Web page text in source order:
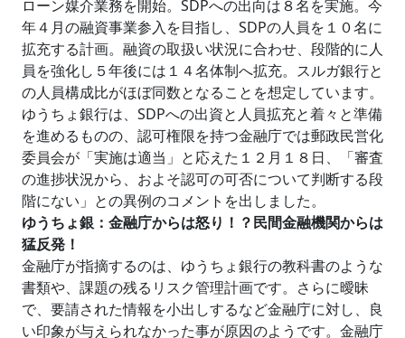
ローン媒介業務を開始。SDPへの出向は８名を実施。今
年４月の融資事業参入を目指し、SDPの人員を１０名に
拡充する計画。融資の取扱い状況に合わせ、段階的に人
員を強化し５年後には１４名体制へ拡充。スルガ銀行と
の人員構成比がほぼ同数となることを想定しています。
ゆうちょ銀行は、SDPへの出資と人員拡充と着々と準備
を進めるものの、認可権限を持つ金融庁では郵政民営化
委員会が「実施は適当」と応えた１２月１８日、「審査
の進捗状況から、およそ認可の可否について判断する段
階にない」との異例のコメントを出しました。
ゆうちょ銀：金融庁からは怒り！？民間金融機関からは
猛反発！
金融庁が指摘するのは、ゆうちょ銀行の教科書のような
書類や、課題の残るリスク管理計画です。さらに曖昧
で、要請された情報を小出しするなど金融庁に対し、良
い印象が与えられなかった事が原因のようです。金融庁